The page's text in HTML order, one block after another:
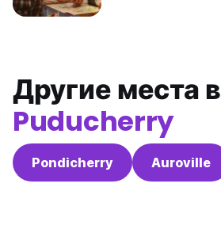
Другие места в
Puducherry
Pondicherry Auroville